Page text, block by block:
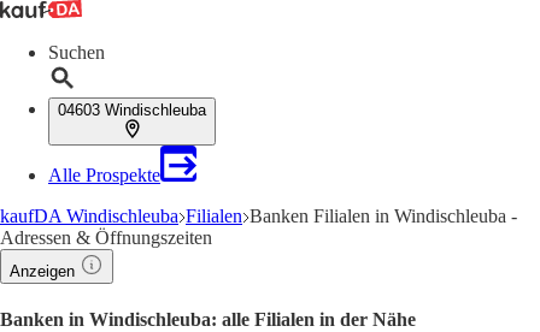
Suchen
04603 Windischleuba
Alle Prospekte
kaufDA Windischleuba Filialen Banken Filialen in Windischleuba -
Adressen & Öffnungszeiten
Anzeigen
Banken in Windischleuba: alle Filialen in der Nähe